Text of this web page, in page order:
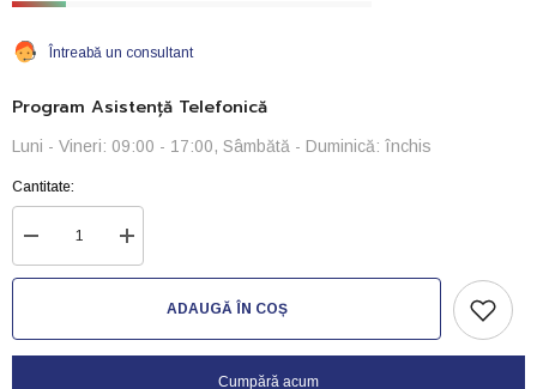
Întreabă un consultant
Program Asistență Telefonică
Luni - Vineri: 09:00 - 17:00, Sâmbătă - Duminică: închis
Cantitate:
Reduceți
cantitatea
pentru
Creșteți
cantitatea
pentru
ADAUGĂ ÎN COȘ
Cumpără acum